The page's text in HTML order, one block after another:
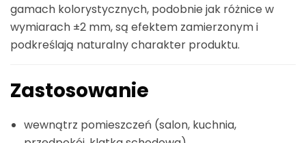
gamach kolorystycznych, podobnie jak różnice w
wymiarach ±2 mm, są efektem zamierzonym i
podkreślają naturalny charakter produktu.
Zastosowanie
wewnątrz pomieszczeń (salon, kuchnia,